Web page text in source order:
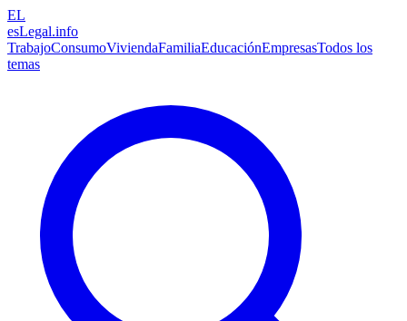
EL
esLegal.info
TrabajoConsumoViviendaFamiliaEducaciónEmpresasTodos los
temas